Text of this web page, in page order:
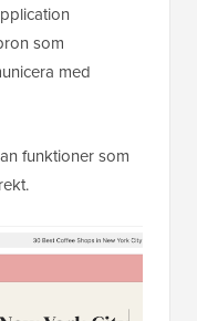
som
med
funktioner som